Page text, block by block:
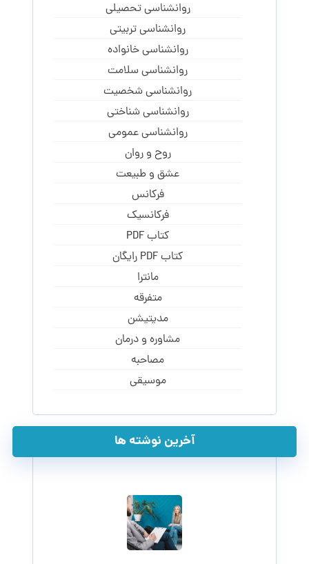
روانشناسی تحصیلی
روانشناسی تربیتی
روانشناسی خانواده
روانشناسی سلامت
روانشناسی شخصیت
روانشناسی شناختی
روانشناسی عمومی
روح و روان
عشق و طبیعت
فرکانس
فرکانسیک
کتاب PDF
کتاب PDF رایگان
مانترا
متفرقه
مدیتیشن
مشاوره و درمان
مصاحبه
موسیقی
آخرین نوشته ها